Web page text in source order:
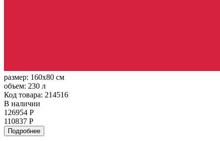
размер: 160x80 см
объем: 230 л
Код товара: 214516
В наличии
126954 Р
110837 Р
Подробнее